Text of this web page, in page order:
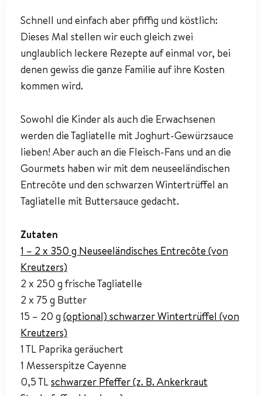
Schnell und einfach aber pfiffig und köstlich:
Dieses Mal stellen wir euch gleich zwei
unglaublich leckere Rezepte auf einmal vor, bei
denen gewiss die ganze Familie auf ihre Kosten
kommen wird.
Sowohl die Kinder als auch die Erwachsenen
werden die Tagliatelle mit Joghurt-Gewürzsauce
lieben! Aber auch an die Fleisch-Fans und an die
Gourmets haben wir mit dem neuseeländischen
Entrecôte und den schwarzen Wintertrüffel an
Tagliatelle mit Buttersauce gedacht.
Zutaten
1 – 2 x 350 g Neuseeländisches Entrecôte (von
Kreutzers)
2 x 250 g frische Tagliatelle
2 x 75 g Butter
15 – 20 g (optional) schwarzer Wintertrüffel (von
Kreutzers)
1 TL Paprika geräuchert
1 Messerspitze Cayenne
0,5 TLschwarzer Pfeffer (z. B. Ankerkraut